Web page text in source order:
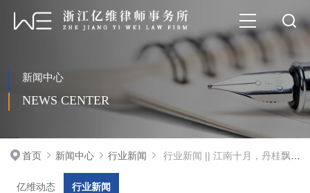
新闻中心
NEWS CENTER
首页 新闻中心 行业新闻 行业新闻 || 江南十月，丹桂飘香|.....
亿维动态 行业新闻